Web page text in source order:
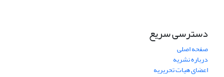
دسترسی سریع
صفحه اصلی
درباره نشریه
اعضای هیات تحریریه